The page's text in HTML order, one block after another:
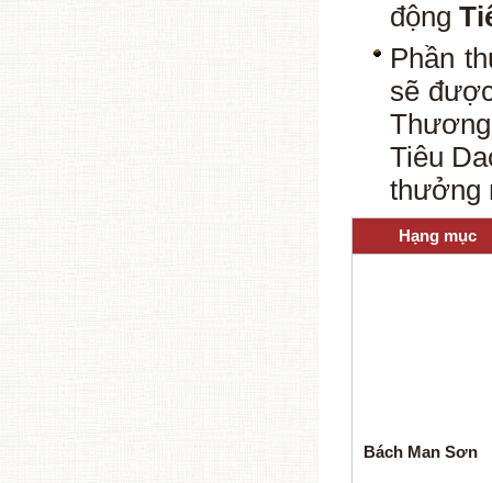
động
Phần
sẽ
Tiêu
thưởng
Hạng mục
Bách Man Sơn